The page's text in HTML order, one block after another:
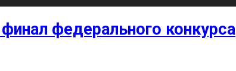
федерального конкурса